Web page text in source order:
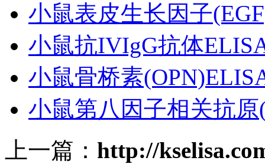
小鼠表皮生长因子
小鼠抗IVIgG抗体
小鼠骨桥素
小鼠第八因子相关抗
上一篇： http://